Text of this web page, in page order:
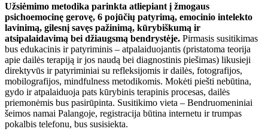
Užsiėmimo metodika parinkta atliepiant į žmogaus
psichoemocinę gerovę, 6 pojūčių patyrimą, emocinio intelekto
lavinimą, gilesnį savęs pažinimą, kūrybiškumą ir
atsipalaidavimą bei džiaugsmą bendrystėje. Pirmasis susitikimas
bus edukacinis ir patyriminis – atpalaiduojantis (pristatoma teorija
apie dailės terapiją ir jos naudą bei diagnostinis piešimas) likusieji
direktyvūs ir patyriminiai su refleksijomis ir dailės, fotografijos,
mobilografijos, mindfulness metodikomis. Mokėti piešti nebūtina,
gydo ir atpalaiduoja pats kūrybinis terapinis procesas, dailės
priemonėmis bus pasirūpinta. Susitikimo vieta – Bendruomeniniai
šeimos namai Palangoje, registracija būtina internetu ir trumpas
pokalbis telefonu, bus susisiekta.